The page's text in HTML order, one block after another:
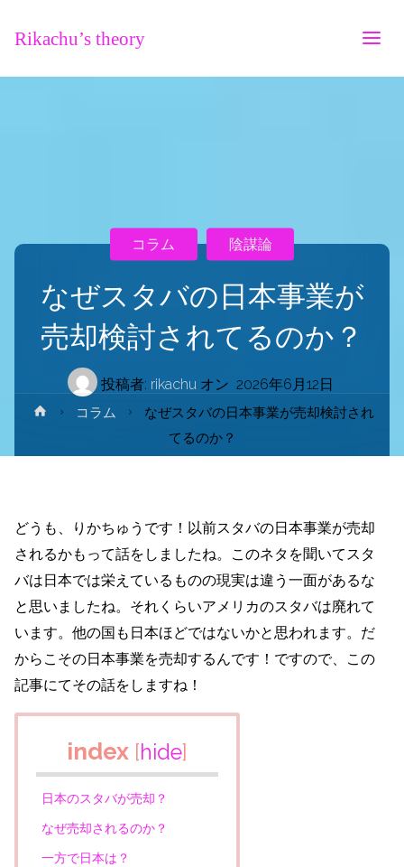
Rikachu’s theory
なぜスタバの日本事業が
売却検討されてるのか？
投稿者: rikachu オン 2026年6月12日
コラム 陰謀論
ホ
ム
コラム
なぜスタバの日本事業が売却検討され
てるのか？
どうも、りかちゅうです！以前スタバの日本事業が売却
されるかもって話をしましたね。このネタを聞いてスタ
バは日本では栄えているものの現実は違う一面があるな
と思いましたね。それくらいアメリカのスタバは廃れて
います。他の国も日本ほどではないかと思われます。だ
からこその日本事業を売却するんです！ですので、この
記事にてその話をしますね！
index [hide]
日本のスタバが売却？
なぜ売却されるのか？
一方で日本は？